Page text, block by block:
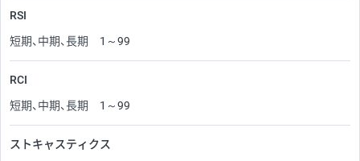
RSI
短期、中期、長期 1～99
RCI
短期、中期、長期 1～99
ストキャスティクス